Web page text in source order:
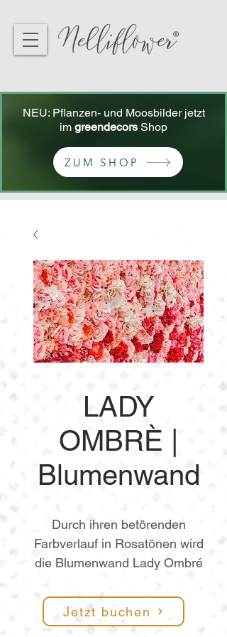
NEU: Pflanzen- und Moosbilder jetzt
im greendecors Shop
ZUM SHOP
LADY
OMBRÈ |
Blumenwand
Durch ihren betörenden
Farbverlauf in Rosatönen wird
die Blumenwand Lady Ombré
Ihre unzähligen
Seidenrosenblüten entführen
Jetzt buchen